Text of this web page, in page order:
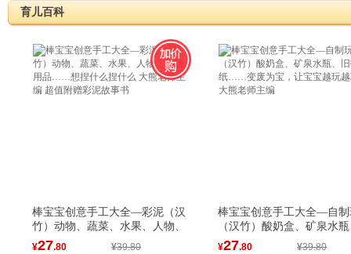
育儿百科
棒宝宝创意手工大全—彩泥（汉
竹）动物、蔬菜、水果、人物、
¥27.80 ¥39.80
棒宝宝创意手工大全—自制
（汉竹）酸奶盒、矿泉水
¥27.80 ¥39.80